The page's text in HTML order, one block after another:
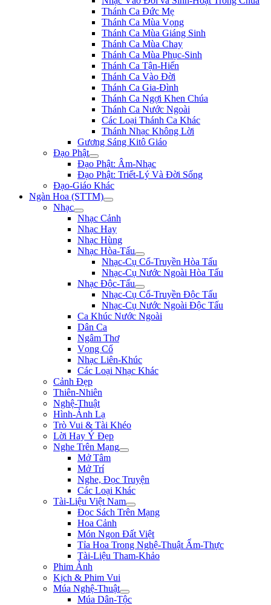
Thánh Ca Đức Mẹ
Thánh Ca Mùa Vọng
Thánh Ca Mùa Giáng Sinh
Thánh Ca Mùa Chay
Thánh Ca Mùa Phục-Sinh
Thánh Ca Tận-Hiến
Thánh Ca Vào Đời
Thánh Ca Gia-Đình
Thánh Ca Ngợi Khen Chúa
Thánh Ca Nước Ngoài
Các Loại Thánh Ca Khác
Thánh Nhạc Không Lời
Gương Sáng Kitô Giáo
Đạo Phật
Đạo Phật: Âm-Nhạc
Đạo Phật: Triết-Lý Và Đời Sống
Đạo-Giáo Khác
Ngàn Hoa (STTM)
Nhạc
Nhạc Cảnh
Nhạc Hay
Nhạc Hùng
Nhạc Hòa-Tấu
Nhạc-Cụ Cổ-Truyền Hòa Tấu
Nhạc-Cụ Nước Ngoài Hòa Tấu
Nhạc Độc-Tấu
Nhạc-Cụ Cổ-Truyền Độc Tấu
Nhạc-Cụ Nước Ngoài Độc Tấu
Ca Khúc Nước Ngoài
Dân Ca
Ngâm Thơ
Vọng Cổ
Nhạc Liên-Khúc
Các Loại Nhạc Khác
Cảnh Đẹp
Thiên-Nhiên
Nghệ-Thuật
Hình-Ảnh Lạ
Trò Vui & Tài Khéo
Lời Hay Ý Đẹp
Nghe Trên Mạng
Mở Tâm
Mở Trí
Nghe, Đọc Truyện
Các Loại Khác
Tài-Liệu Việt Nam
Đọc Sách Trên Mạng
Hoa Cảnh
Món Ngon Đất Việt
Tỉa Hoa Trong Nghệ-Thuật Ẩm-Thực
Tài-Liệu Tham-Khảo
Phim Ảnh
Kịch & Phim Vui
Múa Nghệ-Thuật
Múa Dân-Tộc